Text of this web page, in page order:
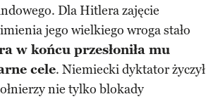
Dla Hitlera zajęcie
jego wielkiego wroga stało
w końcu przesłoniła mu
cele. Niemiecki dyktator życzył
nie tylko blokady